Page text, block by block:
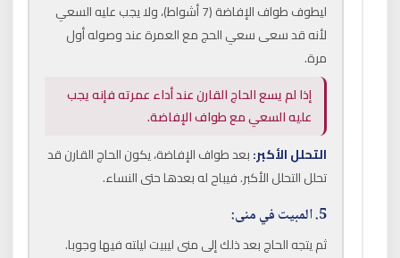
ليطوف طواف الإفاضة (7 أشواط)، ولا يجب عليه السعي
لأنه قد سعى سعي الحج مع العمرة عند وصوله أول
مرة.
إذا لم يسع الحاج القارن عند أداء عمرته فإنه يجب
عليه السعي مع طواف الإفاضة.
التحلل الأكبر:بعد طواف الإفاضة، يكون الحاج القارن قد
تحلل التحلل الأكبر. فيباح له بعدها حتى النساء.
5. المبيت في منى:
ثم يتجه الحاج بعد ذلك إلى منى ليبيت ليلته فيها وجوبا.